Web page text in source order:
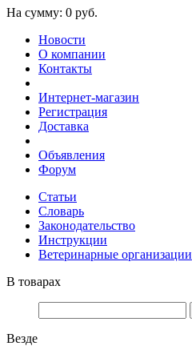
На сумму: 0 руб.
Новости
О компании
Контакты
Интернет-магазин
Регистрация
Доставка
Объявления
Форум
Статьи
Словарь
Законодательство
Инструкции
Ветеринарные организации
В товарах
Везде